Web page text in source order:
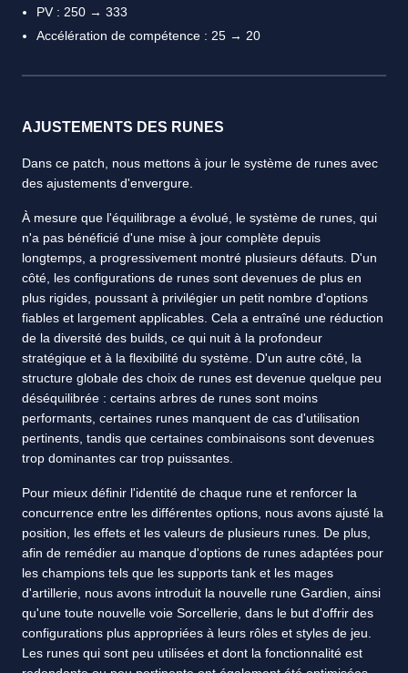
PV : 250 → 333
Accélération de compétence : 25 → 20
AJUSTEMENTS DES RUNES
Dans ce patch, nous mettons à jour le système de runes avec
des ajustements d'envergure.
À mesure que l'équilibrage a évolué, le système de runes, qui
n'a pas bénéficié d'une mise à jour complète depuis
longtemps, a progressivement montré plusieurs défauts. D'un
côté, les configurations de runes sont devenues de plus en
plus rigides, poussant à privilégier un petit nombre d'options
fiables et largement applicables. Cela a entraîné une réduction
de la diversité des builds, ce qui nuit à la profondeur
stratégique et à la flexibilité du système. D'un autre côté, la
structure globale des choix de runes est devenue quelque peu
déséquilibrée : certains arbres de runes sont moins
performants, certaines runes manquent de cas d'utilisation
pertinents, tandis que certaines combinaisons sont devenues
trop dominantes car trop puissantes.
Pour mieux définir l'identité de chaque rune et renforcer la
concurrence entre les différentes options, nous avons ajusté la
position, les effets et les valeurs de plusieurs runes. De plus,
afin de remédier au manque d'options de runes adaptées pour
les champions tels que les supports tank et les mages
d'artillerie, nous avons introduit la nouvelle rune Gardien, ainsi
qu'une toute nouvelle voie Sorcellerie, dans le but d'offrir des
configurations plus appropriées à leurs rôles et styles de jeu.
Les runes qui sont peu utilisées et dont la fonctionnalité est